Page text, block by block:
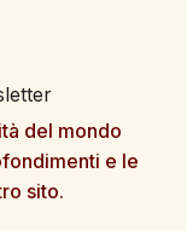
del mondo
e le
sito.